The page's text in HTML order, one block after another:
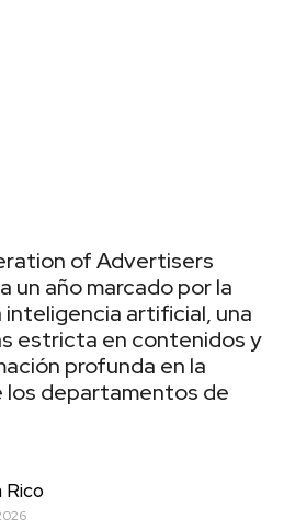
of Advertisers
un año marcado por la
inteligencia artificial, una
estricta en contenidos y
profunda en la
departamentos de
Rico